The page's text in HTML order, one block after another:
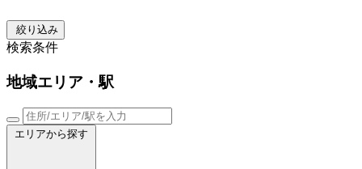
絞り込み
検索条件
地域エリア・駅
エリアから探す